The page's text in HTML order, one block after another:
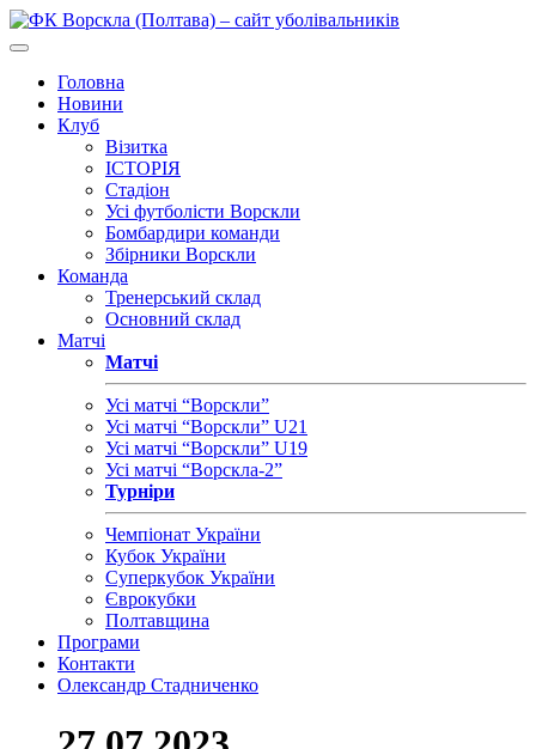
Головна
Новини
Клуб
Візитка
ІСТОРІЯ
Стадіон
Усі футболісти Ворскли
Бомбардири команди
Збірники Ворскли
Команда
Тренерський склад
Основний склад
Матчі
Матчі
Усі матчі “Ворскли”
Усі матчі “Ворскли” U21
Усі матчі “Ворскли” U19
Усі матчі “Ворскла-2”
Турніри
Чемпіонат України
Кубок України
Суперкубок України
Єврокубки
Полтавщина
Програми
Контакти
Олександр Стадниченко